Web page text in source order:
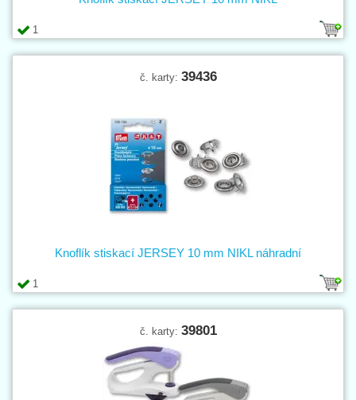
1
č. karty: 39436
1
Knoflík stiskací JERSEY 10 mm NIKL náhradní
č. karty: 39801